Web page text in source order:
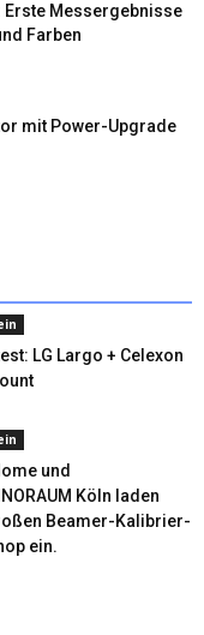
Erste Messergebnisse
Farben
mit Power-Upgrade
LG Largo + Celexon
und
Köln laden
Beamer-Kalibrier-
ein.